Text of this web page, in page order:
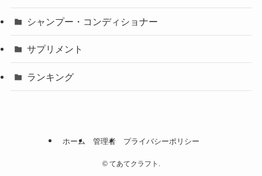
シャンプー・コンディショナー
サプリメント
ランキング
ホーム 管理者 プライバシーポリシー
©てあてクラフト.